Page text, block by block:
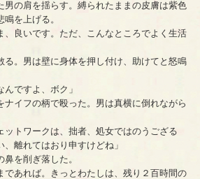
の肩を揺らす。縛られたままの皮膚は紫色
を上げる。
良いです。ただ、こんなところでよく生活
。男は壁に身体を押し付け、助けてと怒鳴
んですよ、ボク」
イフの柄で殴った。男は真横に倒れながら
ットワークは、拙者、処女ではのうござる
離れてはおり申すけどね」
を削ぎ落した。
であれば。きっとわたしは、残り２百時間の